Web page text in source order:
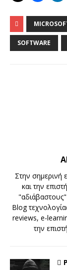
SOFTWARE
Στην σημερινή
και την
Blog
reviews, e-
την